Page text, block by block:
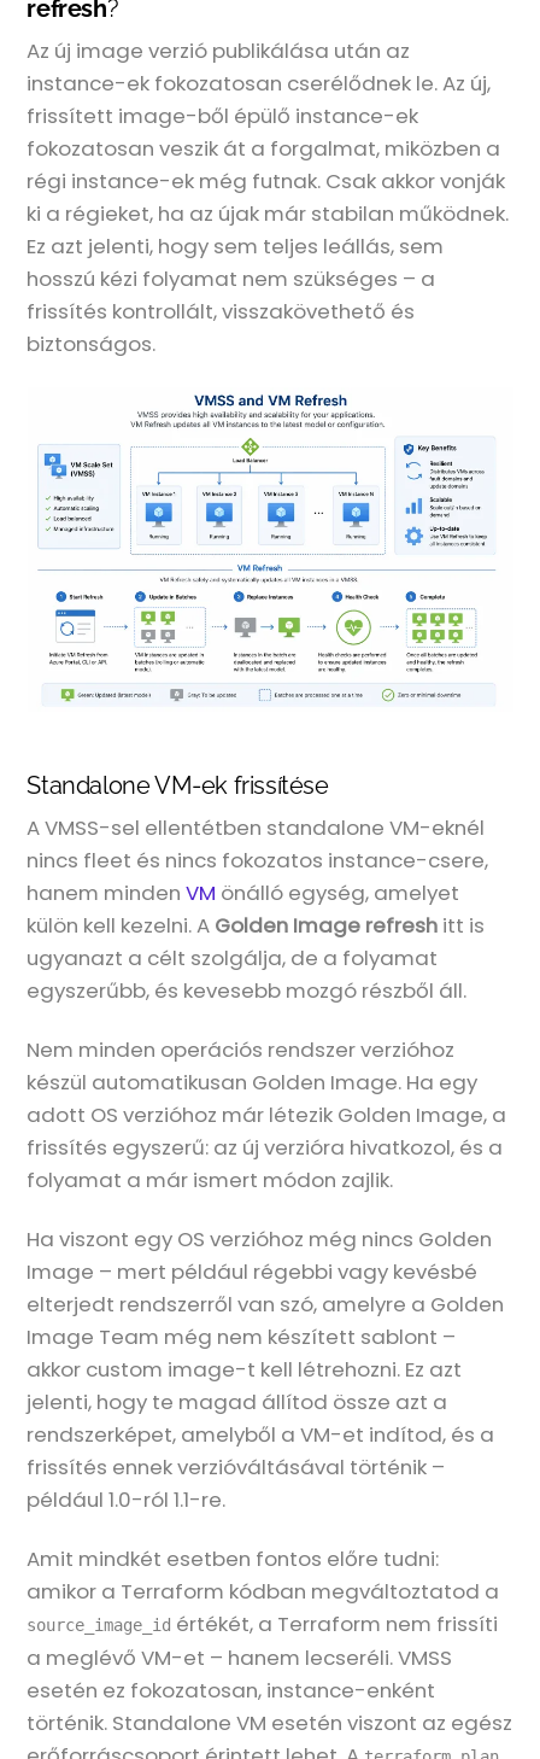
refresh?
Az új image verzió publikálása után az
instance-ek fokozatosan cserélődnek le. Az új,
frissített image-ből épülő instance-ek
fokozatosan veszik át a forgalmat, miközben a
régi instance-ek még futnak. Csak akkor vonják
ki a régieket, ha az újak már stabilan működnek.
Ez azt jelenti, hogy sem teljes leállás, sem
hosszú kézi folyamat nem szükséges – a
frissítés kontrollált, visszakövethető és
biztonságos.
Standalone VM-ek frissítése
A VMSS-sel ellentétben standalone VM-eknél
nincs fleet és nincs fokozatos instance-csere,
hanem mindenVM önálló egység, amelyet
külön kell kezelni. A Golden Image refresh itt is
ugyanazt a célt szolgálja, de a folyamat
egyszerűbb, és kevesebb mozgó részből áll.
Nem minden operációs rendszer verzióhoz
készül automatikusan Golden Image. Ha egy
adott OS verzióhoz már létezik Golden Image, a
frissítés egyszerű: az új verzióra hivatkozol, és a
folyamat a már ismert módon zajlik.
Ha viszont egy OS verzióhoz még nincs Golden
Image – mert például régebbi vagy kevésbé
elterjedt rendszerről van szó, amelyre a Golden
Image Team még nem készített sablont –
akkor custom image-t kell létrehozni. Ez azt
jelenti, hogy te magad állítod össze azt a
rendszerképet, amelyből a VM-et indítod, és a
frissítés ennek verzióváltásával történik –
például 1.0-ról 1.1-re.
Amit mindkét esetben fontos előre tudni:
amikor a Terraform kódban megváltoztatod a
source_image_id értékét, a Terraform nem frissíti
a meglévő VM-et – hanem lecseréli. VMSS
esetén ez fokozatosan, instance-enként
történik. Standalone VM esetén viszont az egész